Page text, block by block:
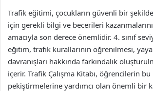
Trafik eğitimi, çocukların güvenli bir
için gerekli bilgi ve becerileri
amacıyla son derece önemlidir. 4. sınıf
eğitim, trafik kurallarının öğrenilmesi,
davranışları hakkında farkındalık
içerir. Trafik Çalışma Kitabı, öğrencilerin
pekiştirmelerine yardımcı olan önemli bir